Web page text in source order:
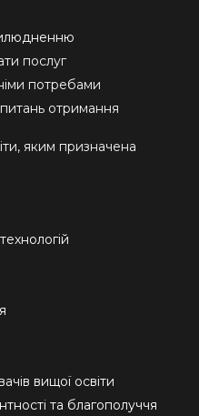
послуг
потребами
отримання
яким призначена
вищої освіти
та благополуччя